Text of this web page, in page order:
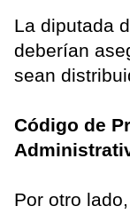
La diputada
deberían
sean
Código de
Por otro